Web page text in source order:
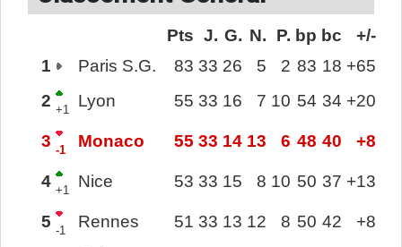
Pts J. G. N. P. bp bc
+/-
1
Paris S.G. 83 33 26 5 2 83 18 +65
2 +1 Lyon 55 33 16 7 10 54 34 +20
3 -1 Monaco 55 33 14 13 6 48 40 +8
4 +1 Nice 53 33 15 8 10 50 37 +13
5 -1 Rennes 51 33 13 12 8 50 42 +8